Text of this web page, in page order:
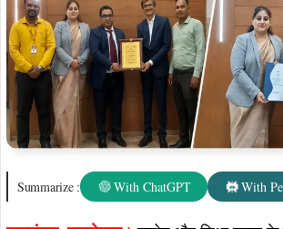
IBM और श्रीनाथ विश्वविद्यालय के
बिजनेस एनालिटिक्स में BBA और
कोर्स शुरू
Goutam
Published on:June 11, 2026